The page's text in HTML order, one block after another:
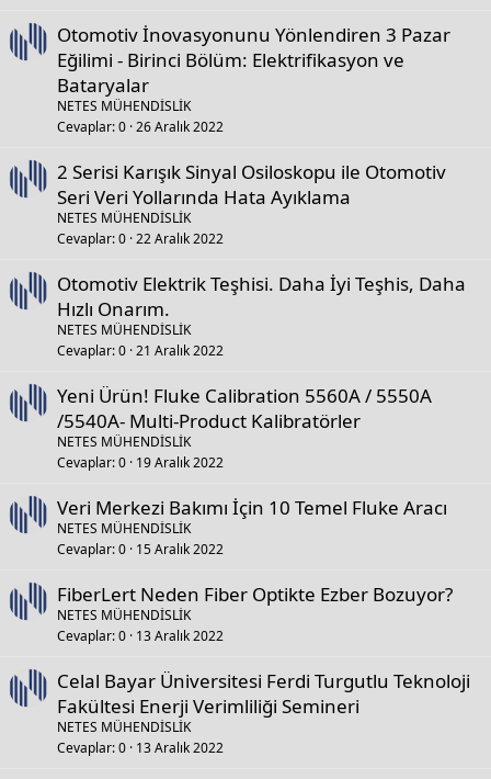
Otomotiv İnovasyonunu Yönlendiren 3 Pazar
Eğilimi - Birinci Bölüm: Elektrifikasyon ve
Bataryalar
NETES MÜHENDİSLİK
Cevaplar 0 26 Aralık 2022
2 Serisi Karışık Sinyal Osiloskopu ile Otomotiv
Seri Veri Yollarında Hata Ayıklama
NETES MÜHENDİSLİK
Cevaplar 0 22 Aralık 2022
Otomotiv Elektrik Teşhisi. Daha İyi Teşhis, Daha
Hızlı Onarım.
NETES MÜHENDİSLİK
Cevaplar 0 21 Aralık 2022
Yeni Ürün! Fluke Calibration 5560A / 5550A
/5540A- Multi-Product Kalibratörler
NETES MÜHENDİSLİK
Cevaplar 0 19 Aralık 2022
Veri Merkezi Bakımı İçin 10 Temel Fluke Aracı
NETES MÜHENDİSLİK
Cevaplar 0 15 Aralık 2022
FiberLert Neden Fiber Optikte Ezber Bozuyor?
NETES MÜHENDİSLİK
Cevaplar 0 13 Aralık 2022
Celal Bayar Üniversitesi Ferdi Turgutlu Teknoloji
Fakültesi Enerji Verimliliği Semineri
NETES MÜHENDİSLİK
Cevaplar 0 13 Aralık 2022